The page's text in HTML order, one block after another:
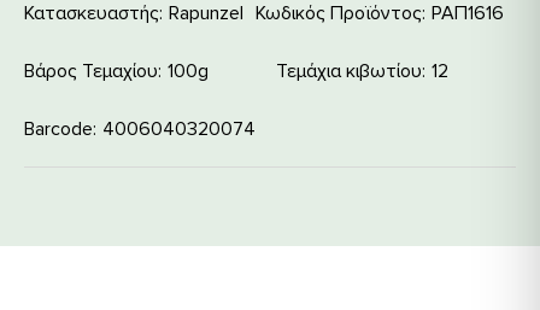
Κατασκευαστής: Rapunzel Κωδικός Προϊόντος: ΡΑΠ1616
Βάρος Τεμαχίου 100g Τεμάχια κιβωτίου 12
Barcode 4006040320074